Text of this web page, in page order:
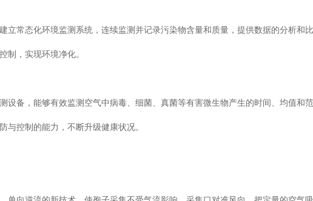
态化环境监测系统，连续监测并记录污染物含量和质量，提供数据的分析和比较
，实现环境净化。
备，能够有效监测空气中病毒、细菌、真菌等有害微生物产生的时间、均值和范围
控制的能力，不断升级健康状况。